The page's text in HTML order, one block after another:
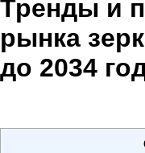
Тренды и
рынка
до 2034